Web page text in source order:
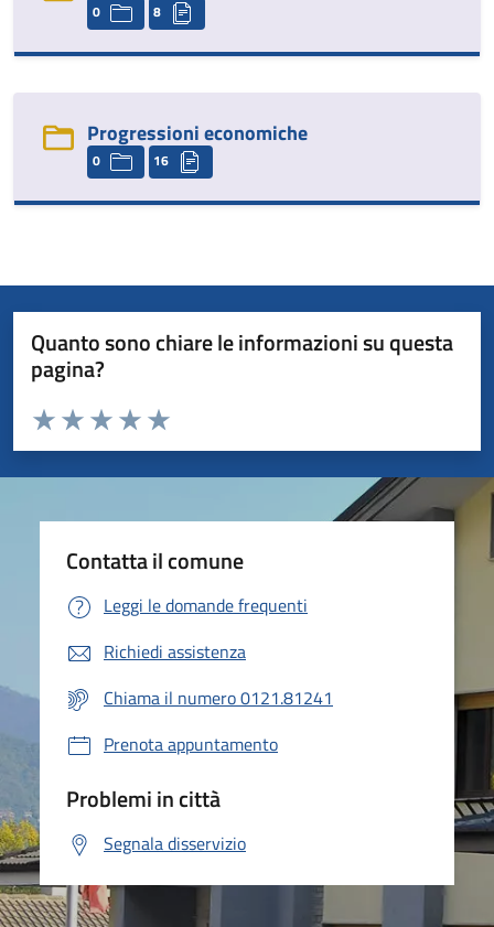
0 8
Progressioni economiche
0 16
Quanto sono chiare le informazioni su questa
pagina?
Valuta da 1 a 5 stelle la pagina
Valuta 5 stelle su 5
Valuta 4 stelle su 5
Valuta 3 stelle su 5
Valuta 2 stelle su 5
Valuta 1 stelle su 5
Contatta il comune
Leggi le domande frequenti
Richiedi assistenza
Chiama il numero 0121.81241
Prenota appuntamento
Problemi in città
Segnala disservizio